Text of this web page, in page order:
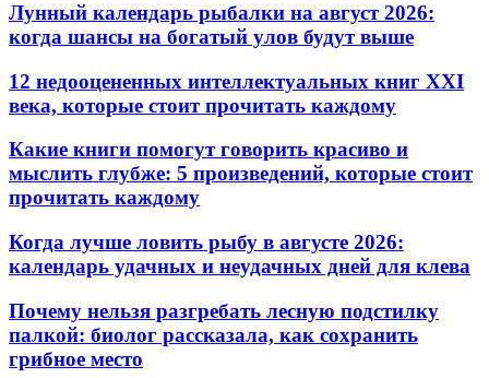
Лунный календарь рыбалки на август 2026:
когда шансы на богатый улов будут выше
12 недооцененных интеллектуальных книг XXI
века, которые стоит прочитать каждому
Какие книги помогут говорить красиво и
мыслить глубже: 5 произведений, которые стоит
прочитать каждому
Когда лучше ловить рыбу в августе 2026:
календарь удачных и неудачных дней для клева
Почему нельзя разгребать лесную подстилку
палкой: биолог рассказала, как сохранить
грибное место